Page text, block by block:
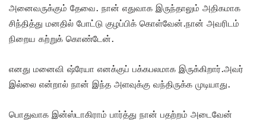
அனைவருக்கும் தேவை. நான் எதுவாக இருந்தாலும் அதிகமாக
சிந்தித்து மனதில் போட்டு குழப்பிக் கொள்வேன்.நான் அவரிடம்
நிறைய கற்றுக் கொண்டேன்.
எனது மனைவி ஷ்ரேயா எனக்குப் பக்கபலமாக இருக்கிறார்.அவர்
இல்லை என்றால் நான் இந்த அளவுக்கு வந்திருக்க முடியாது.
பொதுவாக இன்ஸ்டாகிராம் பார்த்து நான் பதற்றம் அடைவேன்